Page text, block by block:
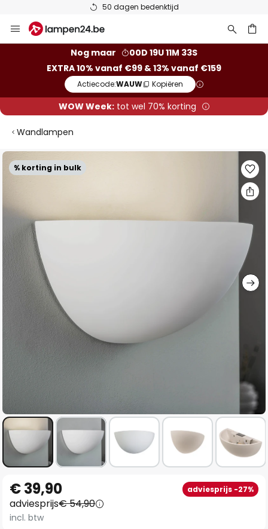
50 dagen bedenktijd
naar
Nog maar
00D 19U 11M 32S
EXTRA 10% vanaf €99 & 13% vanaf €159
Actiecode:WAUW Kopiëren
WOW Week:tot wel 70% korting
Wandlampen
% korting in bulk
Ga
naar
afbeeldingen-
gallerij
naar
het
begin
€ 39,90 adviesprijs -27%
adviesprijs€ 54,90
incl. btw